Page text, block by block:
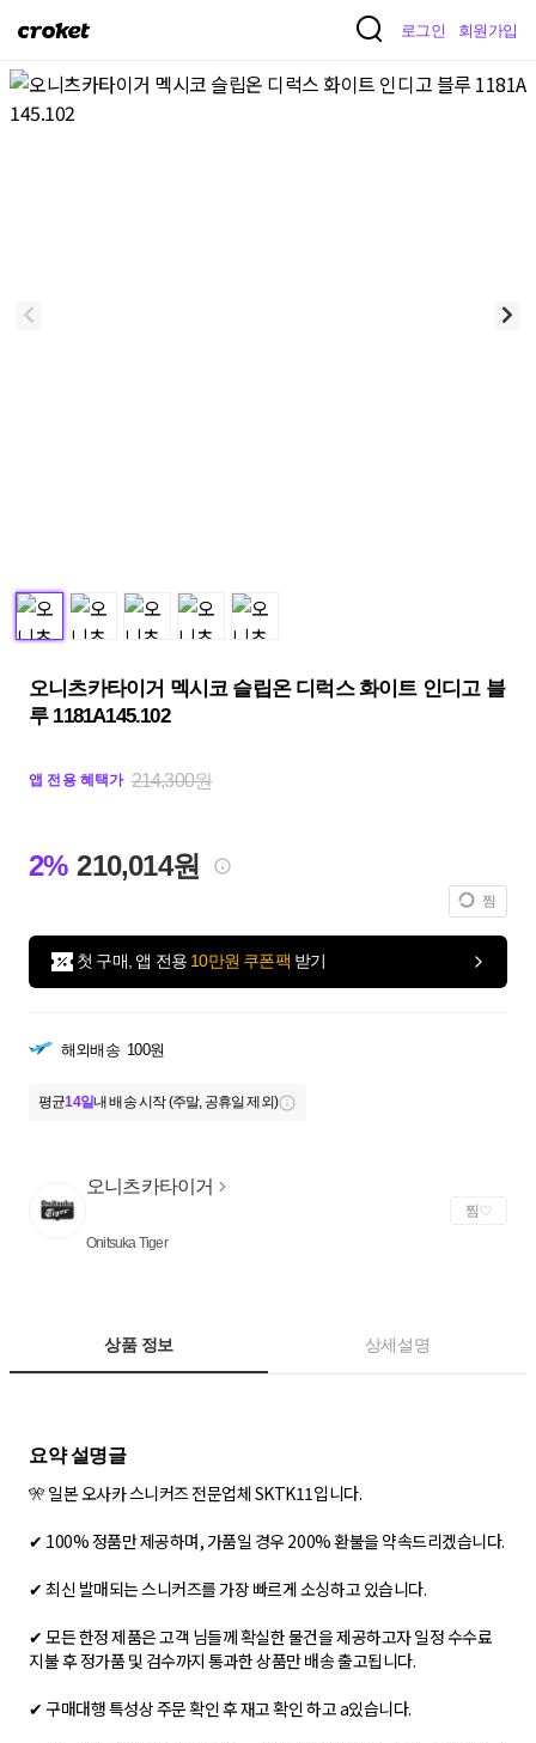
크
켓
로그인 회원가입
오니츠카타이거 멕시코 슬립온 디럭스 화이트 인디고 블
루 1181A145.102
앱 전용 혜택가 214,300원
2% 210,014원
찜
첫 구매, 앱 전용 10만원 쿠폰팩 받기
해외배송 100원
평균14일내 배송 시작 (주말, 공휴일 제외)
오니츠카타이거
Onitsuka Tiger
찜
상품 정보 상세설명
요약 설명글
🎌 일본 오사카 스니커즈 전문업체 SKTK11입니다.
✔ 100% 정품만 제공하며, 가품일 경우 200% 환불을 약속드리겠습니다.
✔ 최신 발매되는 스니커즈를 가장 빠르게 소싱하고 있습니다.
✔ 모든 한정 제품은 고객 님들께 확실한 물건을 제공하고자 일정 수수료
지불 후 정가품 및 검수까지 통과한 상품만 배송 출고됩니다.
✔ 구매대행 특성상 주문 확인 후 재고 확인 하고 a있습니다.